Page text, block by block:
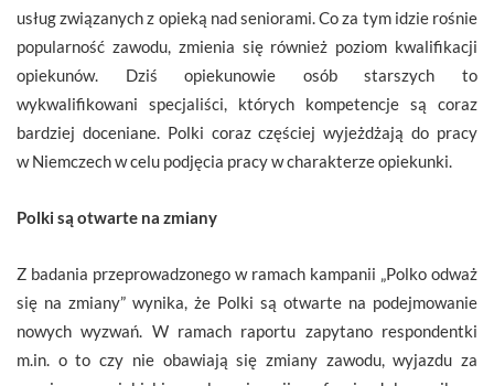
usług związanych z opieką nad seniorami. Co za tym idzie rośnie
popularność zawodu, zmienia się również poziom kwalifikacji
opiekunów. Dziś opiekunowie osób starszych to
wykwalifikowani specjaliści, których kompetencje są coraz
bardziej doceniane. Polki coraz częściej wyjeżdżają do pracy
w Niemczech w celu podjęcia pracy w charakterze opiekunki.
Polki są otwarte na zmiany
Z badania przeprowadzonego w ramach kampanii „Polko odważ
się na zmiany” wynika, że Polki są otwarte na podejmowanie
nowych wyzwań. W ramach raportu zapytano respondentki
m.in. o to czy nie obawiają się zmiany zawodu, wyjazdu za